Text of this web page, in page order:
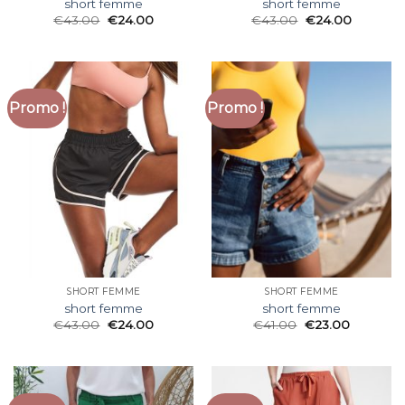
short femme
€43.00 €24.00
short femme
€43.00 €24.00
Promo !
SHORT FEMME
short femme
€43.00 €24.00
Promo !
SHORT FEMME
short femme
€41.00 €23.00